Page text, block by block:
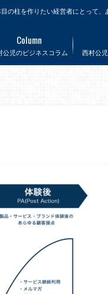
柱を作りたい経営者にとって
公児のビジネスコラム
Column
西村公